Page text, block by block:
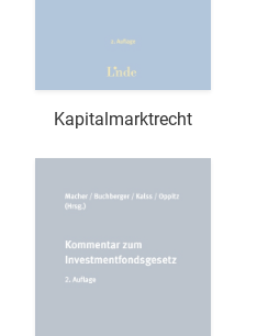
Kapitalmarktrecht